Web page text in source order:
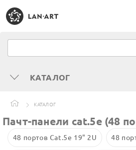
КАТАЛОГ
КАТАЛОГ
Пачт-панели cat.5e (48
48 портов Cat.5e 19" 2U 48